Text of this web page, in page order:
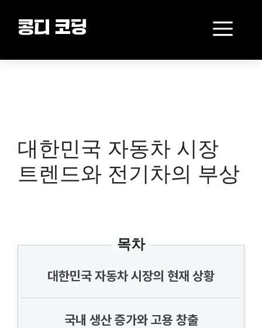
content콩디 코딩
대한민국 자동차 시장
트렌드와 전기차의 부상
목차
대한민국 자동차 시장의 현재 상황
국내 생산 증가와 고용 창출